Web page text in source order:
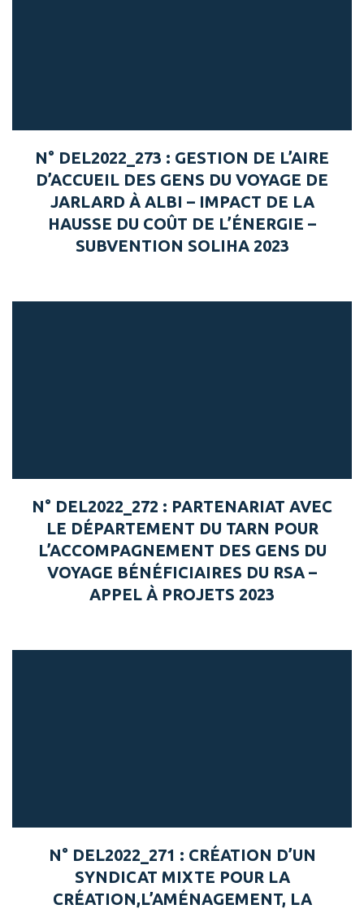
N° DEL2022_273 : GESTION DE L’AIRE
D’ACCUEIL DES GENS DU VOYAGE DE
JARLARD À ALBI – IMPACT DE LA
HAUSSE DU COÛT DE L’ÉNERGIE –
SUBVENTION SOLIHA 2023
N° DEL2022_272 : PARTENARIAT AVEC
LE DÉPARTEMENT DU TARN POUR
L’ACCOMPAGNEMENT DES GENS DU
VOYAGE BÉNÉFICIAIRES DU RSA –
APPEL À PROJETS 2023
N° DEL2022_271 : CRÉATION D’UN
SYNDICAT MIXTE POUR LA
CRÉATION,L’AMÉNAGEMENT, LA